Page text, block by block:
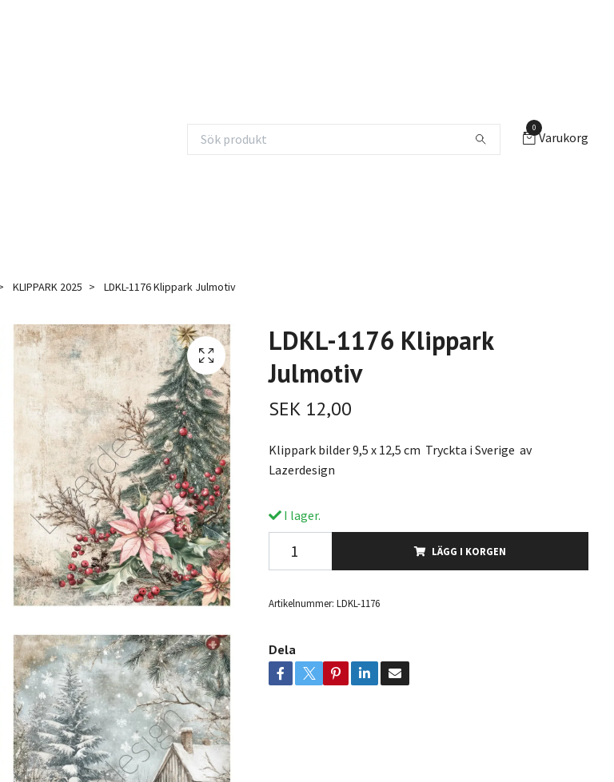
0
Varukorg
KLIPPARK 2025 LDKL-1176 Klippark Julmotiv
LDKL-1176 Klippark
Julmotiv
SEK 12,00
Klippark bilder 9,5 x 12,5 cm Tryckta i Sverige av
Lazerdesign
I lager.
LÄGG I KORGEN
Artikelnummer: LDKL-1176
Dela